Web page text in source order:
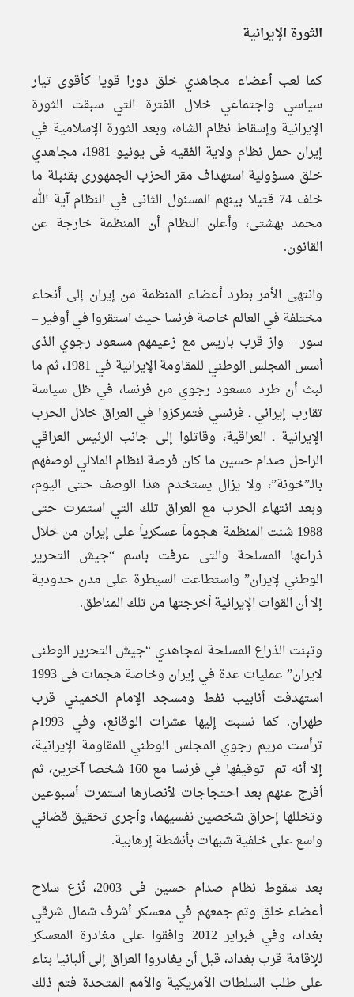
الثورة الإيرانية
كما لعب أعضاء مجاهدي خلق دورا قويا كأقوی تيار
سياسي واجتماعي خلال الفترة التي سبقت الثورة
الإيرانية وإسقاط نظام الشاه، وبعد الثورة الإسلامية في
إيران حمل نظام ولاية الفقيه فى يونيو 1981، مجاهدي
خلق مسؤولية استهداف مقر الحزب الجمهورى بقنبلة ما
خلف 74 قتيلا بينهم المسئول الثانى في النظام آية الله
محمد بهشتى، وأعلن النظام أن المنظمة خارجة عن
القانون.
وانتهى الأمر بطرد أعضاء المنظمة من إيران إلى أنحاء
مختلفة في العالم خاصة فرنسا حيث استقروا في أوفير –
سور – واز قرب باريس مع زعيمهم مسعود رجوي الذى
أسس المجلس الوطني للمقاومة الإيرانية في 1981، ثم ما
لبث أن طرد مسعود رجوي من فرنسا، في ظل سياسة
تقارب إيراني ـ فرنسي فتمركزوا في العراق خلال الحرب
الإيرانية ـ العراقية، وقاتلوا إلى جانب الرئيس العراقي
الراحل صدام حسين ما كان فرصة لنظام الملالي لوصفهم
بالـ”خونة”، ولا يزال يستخدم هذا الوصف حتى اليوم،
وبعد انتهاء الحرب مع العراق تلك التي استمرت حتى
1988 شنت المنظمة هجوماَ عسكرياَ على إيران من خلال
ذراعها المسلحة والتى عرفت باسم “جيش التحرير
الوطني لإيران” واستطاعت السيطرة على مدن حدودية
إلا أن القوات الإيرانية أخرجتها من تلك المناطق.
وتبنت الذراع المسلحة لمجاهدي “جيش التحرير الوطنى
لايران” عمليات عدة في إيران وخاصة هجمات فى 1993
استهدفت أنابيب نفط ومسجد الإمام الخميني قرب
طهران. كما نسبت إليها عشرات الوقائع، وفي 1993م
ترأست مريم رجوي المجلس الوطني للمقاومة الإيرانية،
إلا أنه تم توقيفها في فرنسا مع 160 شخصا آخرين، ثم
أفرج عنهم بعد احتجاجات لأنصارها استمرت أسبوعين
وتخللها إحراق شخصين نفسيهما، وأجرى تحقيق قضائي
واسع على خلفية شبهات بأنشطة إرهابية.
بعد سقوط نظام صدام حسين فى 2003، نُزع سلاح
أعضاء خلق وتم جمعهم في معسكر أشرف شمال شرقي
بغداد، وفي فبراير 2012 وافقوا على مغادرة المعسكر
للإقامة قرب بغداد، قبل أن يغادروا العراق إلى ألبانيا بناء
على طلب السلطات الأمريكية والأمم المتحدة فتم ذلك